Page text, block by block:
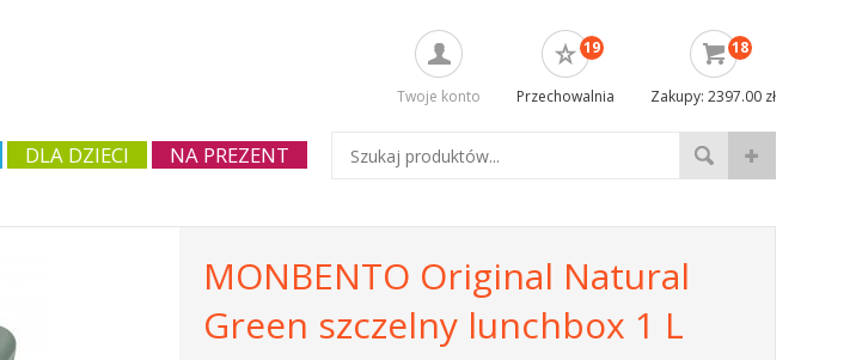
Twoje konto
19
Przechowalnia
18
Zakupy: 2397.00 zł
DLA DZIECI NA PREZENT
MONBENTO Original Natural
Green szczelny lunchbox 1 L